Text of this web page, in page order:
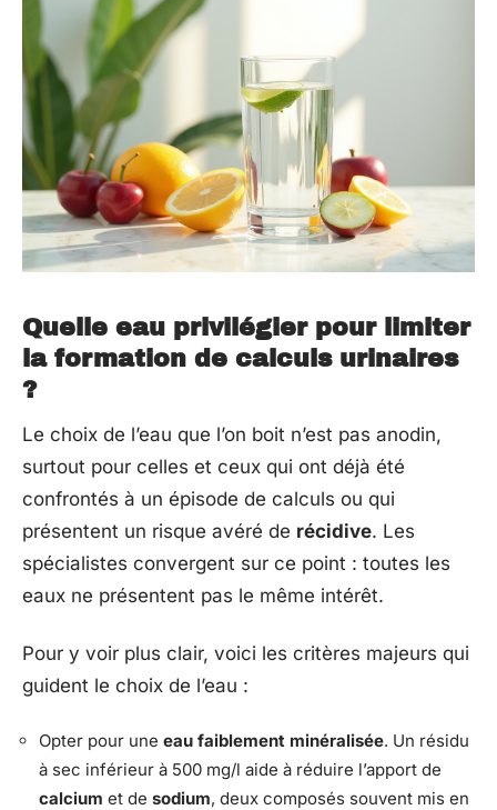
Quelle eau privilégier pour limiter
la formation de calculs urinaires
?
Le choix de l’eau que l’on boit n’est pas anodin,
surtout pour celles et ceux qui ont déjà été
confrontés à un épisode de calculs ou qui
présentent un risque avéré de récidive. Les
spécialistes convergent sur ce point : toutes les
eaux ne présentent pas le même intérêt.
Pour y voir plus clair, voici les critères majeurs qui
guident le choix de l’eau :
Opter pour une eau faiblement minéralisée. Un résidu
à sec inférieur à 500 mg/l aide à réduire l’apport de
calcium et de sodium, deux composés souvent mis en